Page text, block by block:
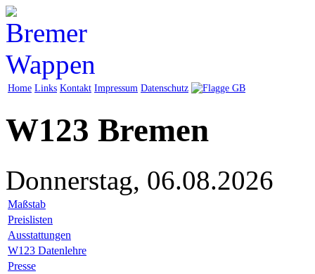
Home Links Kontakt Impressum Datenschutz
W123 Bremen
Donnerstag, 06.08.2026
Maßstab
Preislisten
Ausstattungen
W123 Datenlehre
Presse